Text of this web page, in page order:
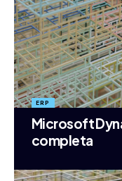
ERP
Microsoft
completa